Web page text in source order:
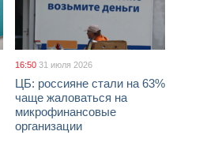
16:50 31 июля 2026
ЦБ: россияне стали на 63%
чаще жаловаться на
микрофинансовые
организации